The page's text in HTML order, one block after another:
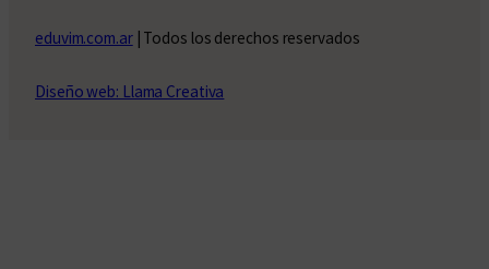
eduvim.com.ar| Todos los derechos reservados
Diseño web: Llama Creativa